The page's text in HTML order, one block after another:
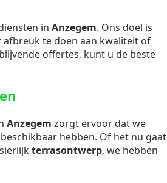
in Anzegem. Ons doel is
te doen aan kwaliteit of
offertes, kunt u de beste
Anzegem zorgt ervoor dat we
hebben. Of het nu gaat
terrasontwerp, we hebben